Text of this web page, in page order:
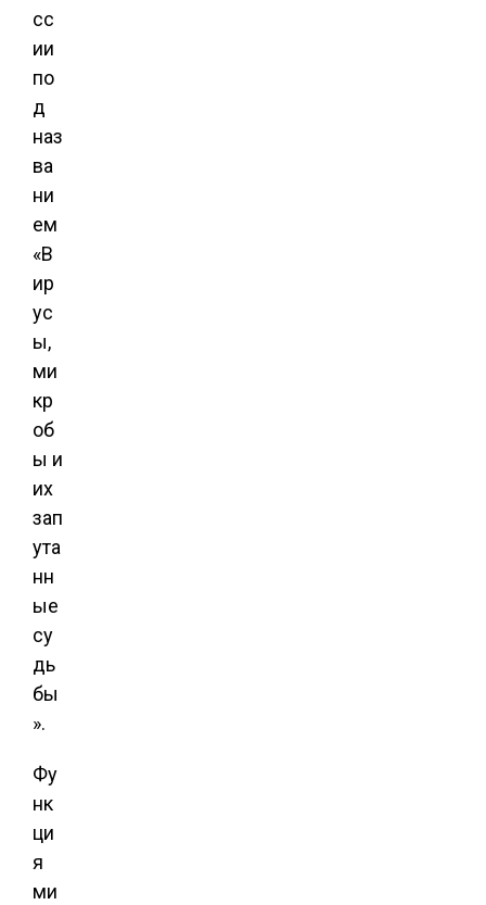
сс
ии
по
д
наз
ва
ни
ем
«В
ир
ус
ы,
ми
кр
об
ы и
их
зап
ута
нн
ые
су
дь
бы
».
Фу
нк
ци
я
ми